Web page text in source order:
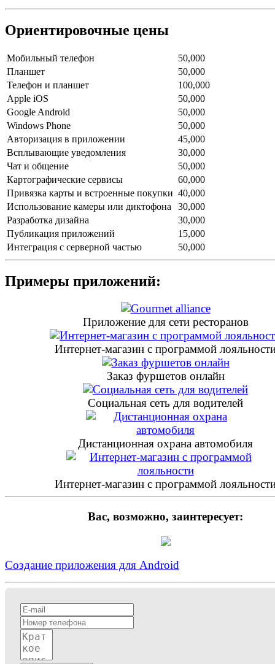
Ориентировочные цены
Мобильный телефон
50,000
Планшет
50,000
Телефон и планшет
100,000
Apple iOS
50,000
Google Android
50,000
Windows Phone
50,000
Авторизация в приложении
45,000
Всплывающие уведомления
30,000
Чат и общение
50,000
Картографические сервисы
60,000
Привязка карты и встроенные покупки 40,000
Использование камеры или диктофона
30,000
Разработка дизайна
30,000
Публикация приложений
15,000
Интеграция с серверной частью
50,000
Примеры приложений:
Приложение для сети ресторанов
Интернет-магазин с программой
Заказ фуршетов онлайн
Социальная сеть для водителей
Дистанционная охрана автомобиля
Интернет-магазин с программой
Вас, возможно, заинтересует:
Создание приложения для Android